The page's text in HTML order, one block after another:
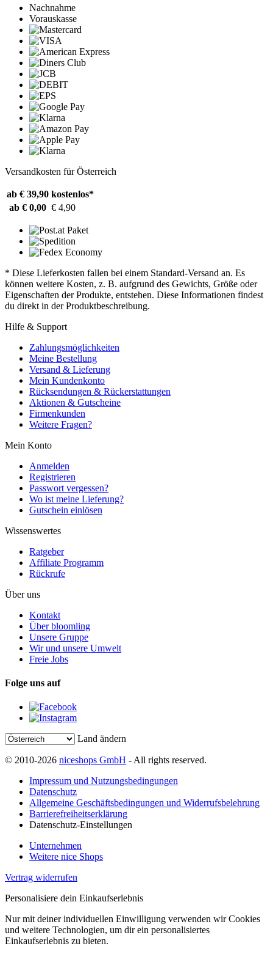
Nachnahme
Vorauskasse
Versandkosten für Österreich
ab € 39,90 kostenlos*
ab € 0,00 € 4,90
* Diese Lieferkosten fallen bei einem Standard-Versand an. Es
können weitere Kosten, z. B. aufgrund des Gewichts, Größe oder
Eigenschaften der Produkte, entstehen. Diese Informationen findest
du direkt in der Produktbeschreibung.
Hilfe & Support
Zahlungsmöglichkeiten
Meine Bestellung
Versand & Lieferung
Mein Kundenkonto
Rücksendungen & Rückerstattungen
Aktionen & Gutscheine
Firmenkunden
Weitere Fragen?
Mein Konto
Anmelden
Registrieren
Passwort vergessen?
Wo ist meine Lieferung?
Gutschein einlösen
Wissenswertes
Ratgeber
Affiliate Programm
Rückrufe
Über uns
Kontakt
Über bloomling
Unsere Gruppe
Wir und unsere Umwelt
Freie Jobs
Folge uns auf
Land ändern
© 2010-2026 niceshops GmbH - All rights reserved.
Impressum und Nutzungsbedingungen
Datenschutz
Allgemeine Geschäftsbedingungen und Widerrufsbelehrung
Barrierefreiheitserklärung
Datenschutz-Einstellungen
Unternehmen
Weitere nice Shops
Vertrag widerrufen
Personalisiere dein Einkaufserlebnis
Nur mit deiner individuellen Einwilligung verwenden wir Cookies
und weitere Technologien, um dir ein personalisiertes
Einkaufserlebnis zu bieten.